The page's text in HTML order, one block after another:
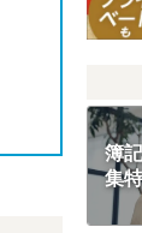
簿
集